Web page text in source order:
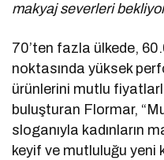
makyaj severleri
70’ten fazla ülkede,
noktasında yüksek
ürünlerini mutlu
buluşturan Flormar,
sloganıyla kadınların
keyif ve mutluluğu yeni